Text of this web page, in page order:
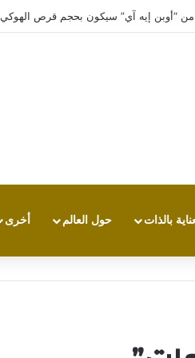
من “أوبن إيه آي” سيكون بحجم قرص الهوكي
بالذات حول العالم أخرى